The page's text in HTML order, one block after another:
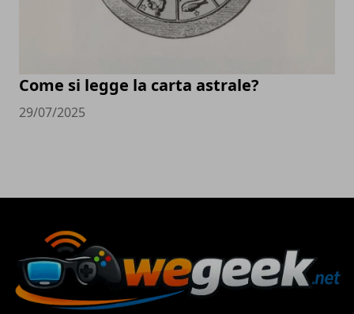
Come si legge la carta astrale?
29/07/2025